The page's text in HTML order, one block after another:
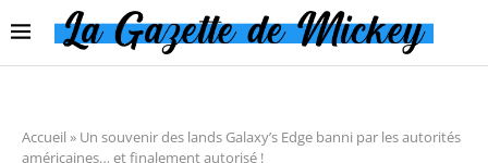
Accueil » Un souvenir des lands Galaxy’s Edge banni par les autorités
américaines… et finalement autorisé !